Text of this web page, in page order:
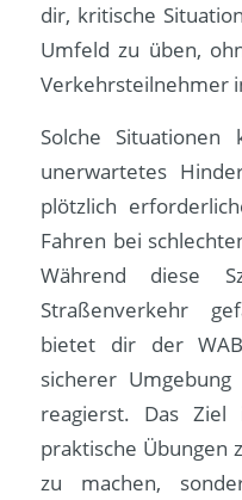
dir, kritische
Umfeld zu üben,
Verkehrsteilnehmer
Solche
unerwartetes
plötzlich
Fahren bei
Während diese
Straßenverkehr
bietet dir der
sicherer
reagierst. Das
praktische Übungen
zu machen,